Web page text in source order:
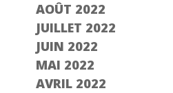
AOÛT 2022
JUILLET 2022
JUIN 2022
MAI 2022
AVRIL 2022